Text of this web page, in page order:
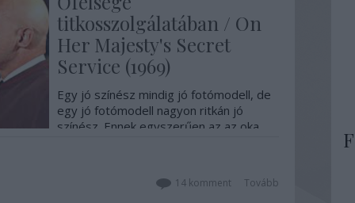
titkosszolgálatában / On
Her Majesty's Secret
Service (1969)
Egy jó színész mindig jó fotómodell, de
egy jó fotómodell nagyon ritkán jó
színész. Ennek egyszerűen az az oka,
bizonyos karizma, ami vagy megvanTovább
14komment